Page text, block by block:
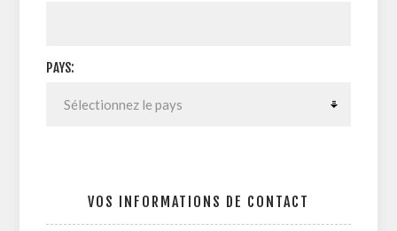
PAYS:
VOS INFORMATIONS DE CONTACT